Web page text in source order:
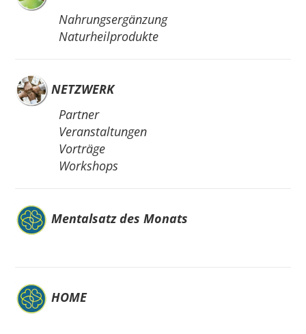
Nahrungsergänzung
Naturheilprodukte
NETZWERK
Partner
Veranstaltungen
Vorträge
Workshops
Mentalsatz des Monats
HOME